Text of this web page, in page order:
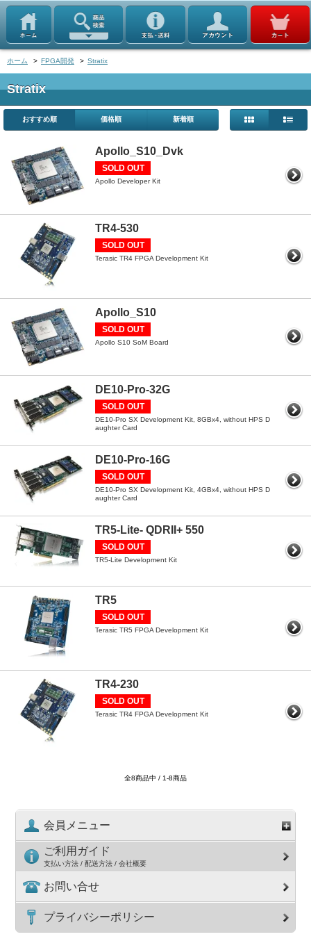
ホーム > FPGA開発 > Stratix
Stratix
おすすめ順 価格順 新着順
Apollo_S10_Dvk
SOLD OUT
Apollo Developer Kit
TR4-530
SOLD OUT
Terasic TR4 FPGA Development Kit
Apollo_S10
SOLD OUT
Apollo S10 SoM Board
DE10-Pro-32G
SOLD OUT
DE10-Pro SX Development Kit, 8GBx4, without HPS D
aughter Card
DE10-Pro-16G
SOLD OUT
DE10-Pro SX Development Kit, 4GBx4, without HPS D
aughter Card
TR5-Lite- QDRII+ 550
SOLD OUT
TR5-Lite Development Kit
TR5
SOLD OUT
Terasic TR5 FPGA Development Kit
TR4-230
SOLD OUT
Terasic TR4 FPGA Development Kit
全8商品中 / 1-8商品
会員メニュー
ご利用ガイド
支払い方法 / 配送方法 / 会社概要
お問い合せ
プライバシーポリシー